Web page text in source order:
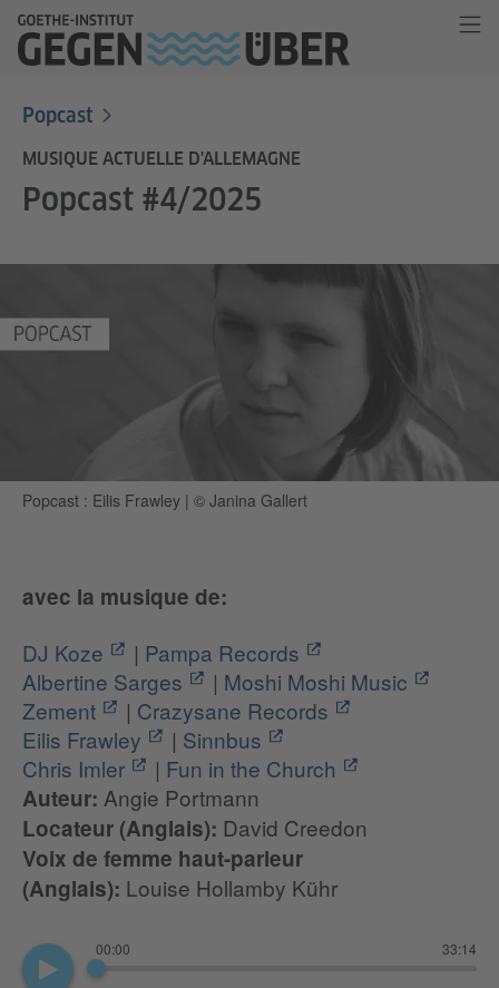
Popcast
MUSIQUE ACTUELLE D'ALLEMAGNE
Popcast #4/2025
Popcast : Eilis Frawley | © Janina Gallert
avec la musique de:
DJ Koze
| Pampa Records
Albertine Sarges
| Moshi Moshi Music
Zement
| Crazysane Records
Eilis Frawley
| Sinnbus
Chris Imler
| Fun in the Church
Auteur: Angie Portmann
Locateur (Anglais): David Creedon
Voix de femme haut-parleur
(Anglais): Louise Hollamby Kühr
00:00 33:14